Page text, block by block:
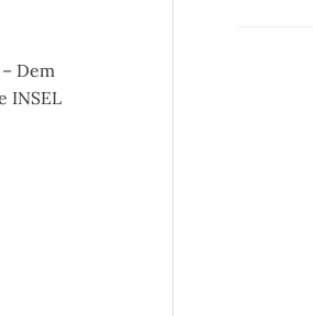
Dem
INSEL